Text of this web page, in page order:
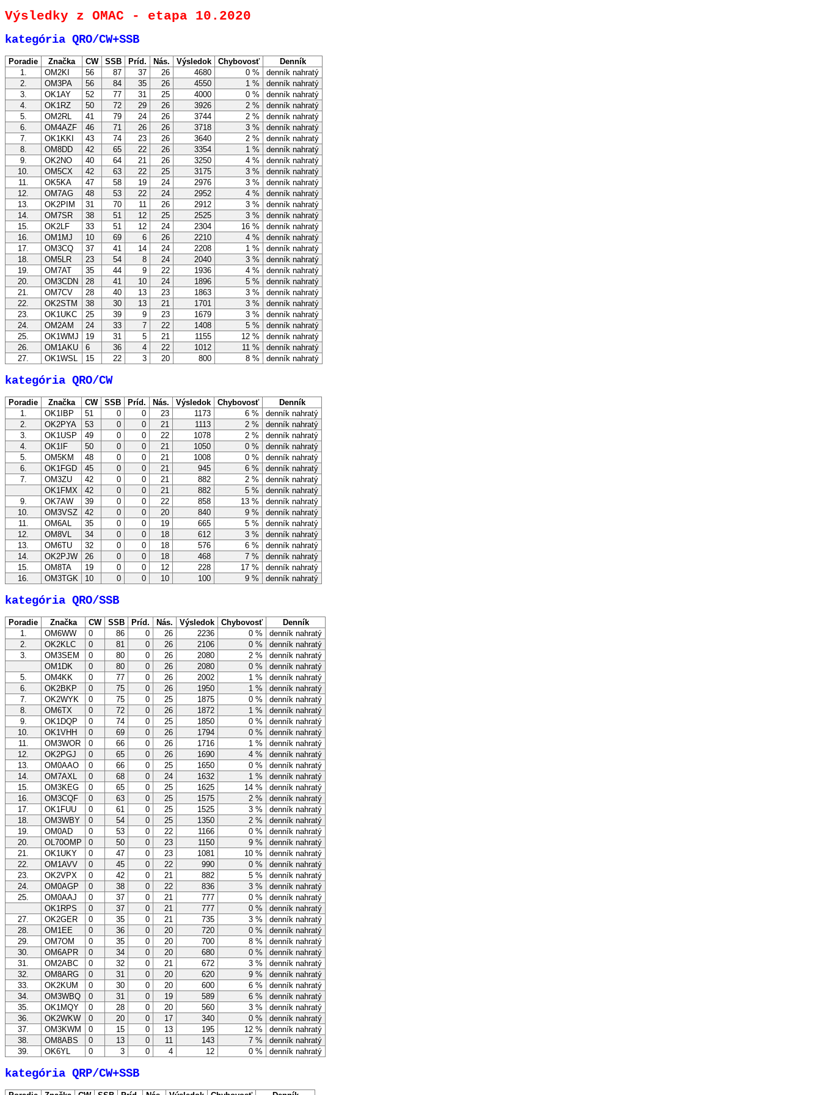
Výsledky z OMAC - etapa 10.2020
kategória QRO/CW+SSB
Poradie Značka CW SSB Príd. Nás. Výsledok Chybovosť
Denník
1.
OM2KI 56 87 37 26 4680 0 %
denník nahratý
2.
OM3PA 56 84 35 26 4550 1 %
denník nahratý
3.
OK1AY 52 77 31 25 4000 0 %
denník nahratý
4.
OK1RZ 50 72 29 26 3926 2 %
denník nahratý
5.
OM2RL 41 79 24 26 3744 2 %
denník nahratý
6.
OM4AZF 46 71 26 26 3718 3 %
denník nahratý
7.
OK1KKI 43 74 23 26 3640 2 %
denník nahratý
8.
OM8DD 42 65 22 26 3354 1 %
denník nahratý
9.
OK2NO 40 64 21 26 3250 4 %
denník nahratý
10.
OM5CX 42 63 22 25 3175 3 %
denník nahratý
11.
OK5KA 47 58 19 24 2976 3 %
denník nahratý
12.
OM7AG 48 53 22 24 2952 4 %
denník nahratý
13.
OK2PIM 31 70 11 26 2912 3 %
denník nahratý
14.
OM7SR 38 51 12 25 2525 3 %
denník nahratý
15.
OK2LF 33 51 12 24 2304 16 %
denník nahratý
16.
OM1MJ 10 69 6 26 2210 4 %
denník nahratý
17.
OM3CQ 37 41 14 24 2208 1 %
denník nahratý
18.
OM5LR 23 54 8 24 2040 3 %
denník nahratý
19.
OM7AT 35 44 9 22 1936 4 %
denník nahratý
20.
OM3CDN 28 41 10 24 1896 5 %
denník nahratý
21.
OM7CV 28 40 13 23 1863 3 %
denník nahratý
22.
OK2STM 38 30 13 21 1701 3 %
denník nahratý
23.
OK1UKC 25 39 9 23 1679 3 %
denník nahratý
24.
OM2AM 24 33 7 22 1408 5 %
denník nahratý
25.
OK1WMJ 19 31 5 21 1155 12 %
denník nahratý
26.
OM1AKU 6 36 4 22 1012 11 %
denník nahratý
27.
OK1WSL 15 22 3 20 800 8 % denník nahratý
kategória QRO/CW
Poradie Značka CW SSB Príd. Nás. Výsledok Chybovosť
Denník
1.
OK1IBP 51 0 0 23 1173 6 %
denník nahratý
2.
OK2PYA 53 0 0 21 1113 2 %
denník nahratý
3.
OK1USP 49 0 0 22 1078 2 %
denník nahratý
4.
OK1IF 50 0 0 21 1050 0 %
denník nahratý
5.
OM5KM 48 0 0 21 1008 0 %
denník nahratý
6.
OK1FGD 45 0 0 21 945 6 %
denník nahratý
7.
OM3ZU 42 0 0 21 882 2 %
denník nahratý
OK1FMX
42 0 0 21 882 5 %
denník nahratý
9.
OK7AW 39 0 0 22 858 13 %
denník nahratý
10.
OM3VSZ 42 0 0 20 840 9 %
denník nahratý
11.
OM6AL 35 0 0 19 665 5 %
denník nahratý
12.
OM8VL 34 0 0 18 612 3 %
denník nahratý
13.
OM6TU 32 0 0 18 576 6 %
denník nahratý
14.
OK2PJW 26 0 0 18 468 7 %
denník nahratý
15.
OM8TA 19 0 0 12 228 17 %
denník nahratý
16.
OM3TGK 10 0 0 10 100 9 % denník nahratý
kategória QRO/SSB
Poradie Značka CW SSB Príd. Nás. Výsledok Chybovosť
Denník
1.
OM6WW 0 86 0 26 2236 0 %
denník nahratý
2.
OK2KLC 0 81 0 26 2106 0 %
denník nahratý
3.
OM3SEM 0 80 0 26 2080 2 %
denník nahratý
OM1DK
0 80 0 26 2080 0 %
denník nahratý
5.
OM4KK 0 77 0 26 2002 1 %
denník nahratý
6.
OK2BKP 0 75 0 26 1950 1 %
denník nahratý
7.
OK2WYK 0 75 0 25 1875 0 %
denník nahratý
8.
OM6TX 0 72 0 26 1872 1 %
denník nahratý
9.
OK1DQP 0 74 0 25 1850 0 %
denník nahratý
10.
OK1VHH 0 69 0 26 1794 0 %
denník nahratý
11.
OM3WOR 0 66 0 26 1716 1 %
denník nahratý
12.
OK2PGJ 0 65 0 26 1690 4 %
denník nahratý
13.
OM0AAO 0 66 0 25 1650 0 %
denník nahratý
14.
OM7AXL 0 68 0 24 1632 1 %
denník nahratý
15.
OM3KEG 0 65 0 25 1625 14 %
denník nahratý
16.
OM3CQF 0 63 0 25 1575 2 %
denník nahratý
17.
OK1FUU 0 61 0 25 1525 3 %
denník nahratý
18.
OM3WBY 0 54 0 25 1350 2 %
denník nahratý
19.
OM0AD 0 53 0 22 1166 0 %
denník nahratý
20.
OL70OMP 0 50 0 23 1150 9 %
denník nahratý
21.
OK1UKY 0 47 0 23 1081 10 %
denník nahratý
22.
OM1AVV 0 45 0 22 990 0 %
denník nahratý
23.
OK2VPX 0 42 0 21 882 5 %
denník nahratý
24.
OM0AGP 0 38 0 22 836 3 %
denník nahratý
25.
OM0AAJ 0 37 0 21 777 0 %
denník nahratý
OK1RPS
0 37 0 21 777 0 %
denník nahratý
27.
OK2GER 0 35 0 21 735 3 %
denník nahratý
28.
OM1EE 0 36 0 20 720 0 %
denník nahratý
29.
OM7OM 0 35 0 20 700 8 %
denník nahratý
30.
OM6APR 0 34 0 20 680 0 %
denník nahratý
31.
OM2ABC 0 32 0 21 672 3 %
denník nahratý
32.
OM8ARG 0 31 0 20 620 9 %
denník nahratý
33.
OK2KUM 0 30 0 20 600 6 %
denník nahratý
34.
OM3WBQ 0 31 0 19 589 6 %
denník nahratý
35.
OK1MQY 0 28 0 20 560 3 %
denník nahratý
36.
OK2WKW 0 20 0 17 340 0 %
denník nahratý
37.
OM3KWM 0 15 0 13 195 12 %
denník nahratý
38.
OM8ABS 0 13 0 11 143 7 %
denník nahratý
39.
OK6YL 0 3 0 4 12 0 % denník nahratý
kategória QRP/CW+SSB